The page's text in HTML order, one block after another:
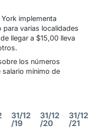
implementa
para varias localidades
llegar a $15,00 lleva
los números
mínimo de
31/12
/19
31/12
/20
31/12
/21